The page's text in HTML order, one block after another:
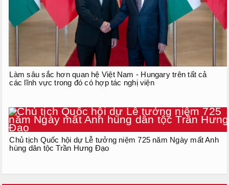
Làm sâu sắc hơn quan hệ Việt Nam - Hungary trên tất cả
các lĩnh vực trong đó có hợp tác nghị viện
Chủ tịch Quốc hội dự Lễ tưởng niệm 725 năm Ngày mất Anh
hùng dân tộc Trần Hưng Đạo